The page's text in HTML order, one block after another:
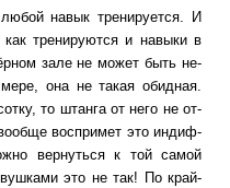
навык тре­ни­ру­ет­ся. И
как тре­ни­ру­ют­ся и навыки в
зале не может быть не­
она не такая обид­ная.
то штан­га от него не от­
вос­при­мет это ин­диф­
вер­нуть­ся к той самой
это не так! По край­